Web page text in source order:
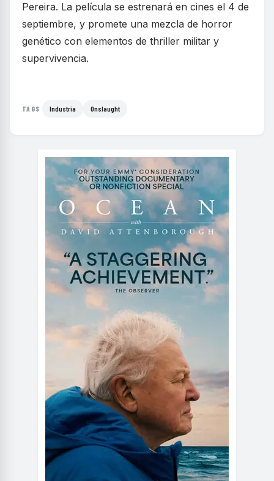
Pereira. La película se estrenará en cines el 4 de
septiembre, y promete una mezcla de horror
genético con elementos de thriller militar y
supervivencia.
TAGS Industria Onslaught